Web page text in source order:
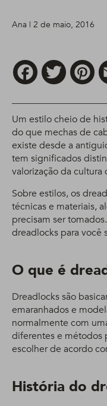
Ana | 2 de maio, 2016
FacebookTwitter
Um estilo cheio de
do que mechas de
existe desde a
tem significados
valorização da cultura
Sobre estilos, os
técnicas e materiais,
precisam ser
dreadlocks para você
O que é
Dreadlocks são
emaranhados e
normalmente com
diferentes e métodos
escolher de acordo
História do